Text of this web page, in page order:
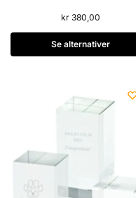
kr380,00
Se alternativer